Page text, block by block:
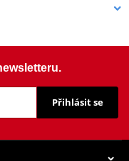
Přihlásit se